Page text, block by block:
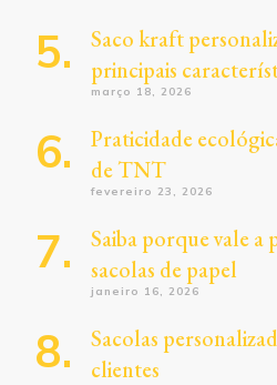
Saco kraft
principais
março 18, 2026
Praticidade
de TNT
fevereiro 23, 2026
Saiba porque vale a
sacolas de papel
janeiro 16, 2026
Sacolas
clientes